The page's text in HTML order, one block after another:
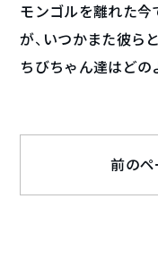
モンゴルを離れた
が、いつかまた彼ら
ちびちゃん達はどの
前の